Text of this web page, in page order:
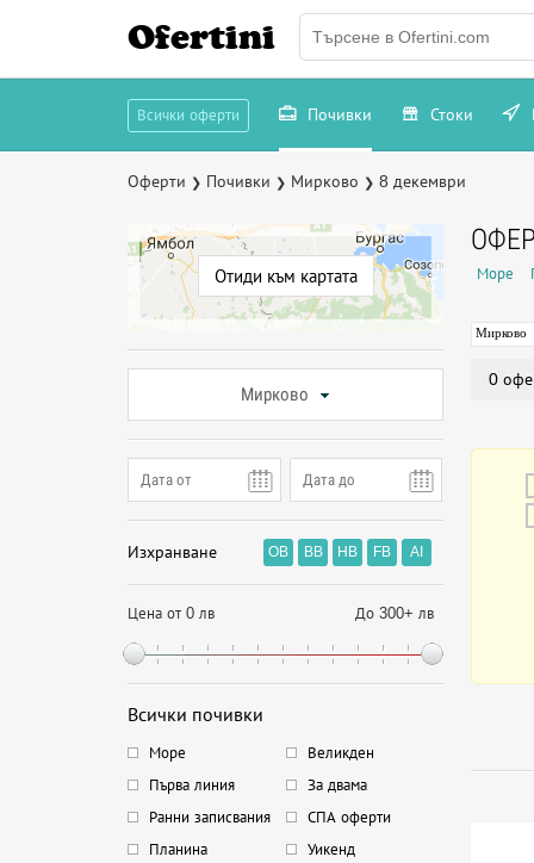
Ofertini
Всички оферти Почивки Стоки
Оферти ❯ Почивки ❯ Мирково ❯ 8 декември
Отиди към картата
Мирково
Изхранване OB BB HB FB AI
Цена от 0 лв До 300+ лв
Всички почивки
Море
Великден
Първа линия
За двама
Ранни записвания
СПА оферти
Планина
Уикенд
Море
Мирково
0